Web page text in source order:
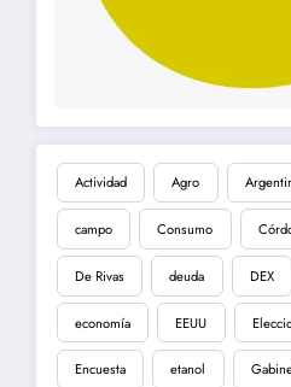
Actividad Agro
campo Consumo
De Rivas deuda DEX
economía EEUU
Encuesta etanol